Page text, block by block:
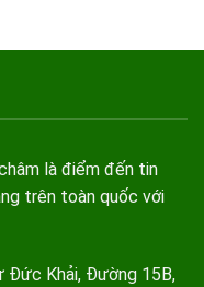
là điểm đến tin
trên toàn quốc với
Đức Khải, Đường 15B,